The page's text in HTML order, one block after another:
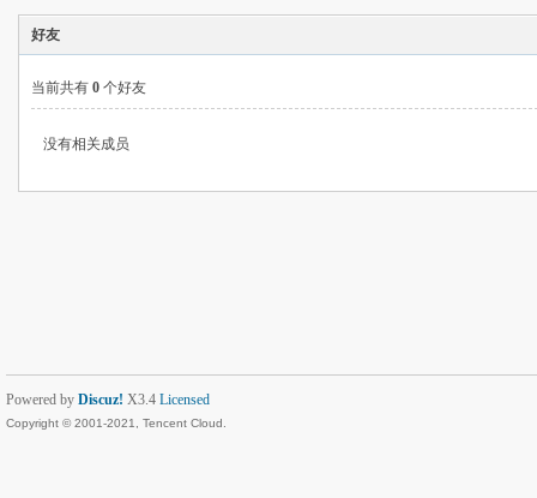
好友
当前共有 0 个好友
没有相关成员
Powered by Discuz! X3.4 Licensed
Copyright © 2001-2021, Tencent Cloud.